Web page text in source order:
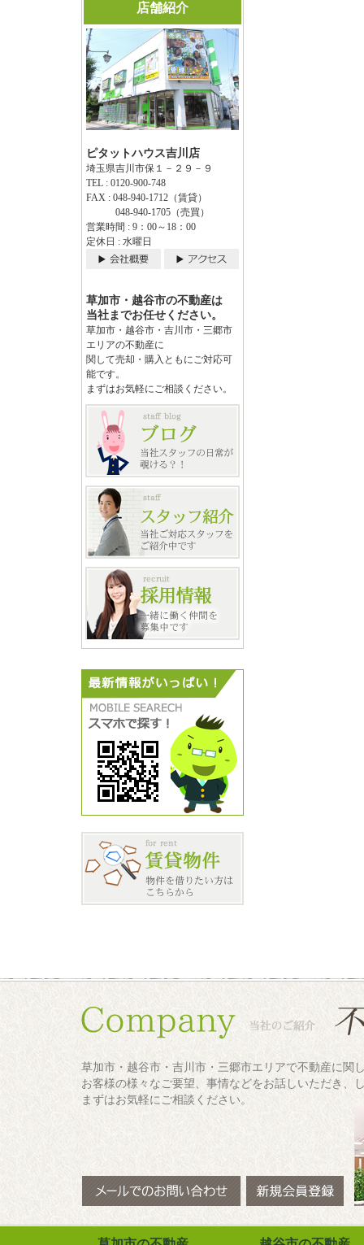
店舗紹介
ピタットハウス吉川店
埼玉県吉川市保１－２９－９
TEL : 0120-900-748
FAX : 048-940-1712（賃貸）
048-940-1705（売買）
営業時間 : 9：00～18：00
定休日 : 水曜日
草加市・越谷市の不動産は
当社までお任せください。
草加市・越谷市・吉川市・三郷市
エリアの不動産に
関して売却・購入ともにご対応可
能です。
まずはお気軽にご相談ください。
草加市・越谷市・吉川市・三郷市エリアで不動産に関
お客様の様々なご要望、事情などをお話しいただき、
まずはお気軽にご相談ください。